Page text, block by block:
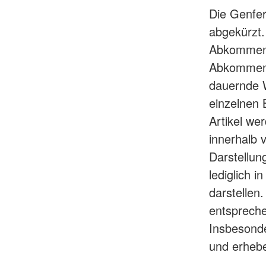
Die
dauernde
einzelnen
Artikel
innerhalb
lediglich
und